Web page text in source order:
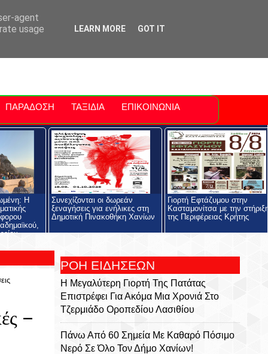
Polis
ΠΑΡΑΔΟΣΗ ΤΑΞΙΔΙΑ ΕΠΙΚΟΙΝΩΝΙΑ
Η
Συνεχίζονται οι δωρεάν
ξεναγήσεις για ενήλικες στη
Δημοτική Πινακοθήκη Χανίων
Γιορτή Εφτάζυμου στην
Κασταμονίτσα με την
της Περιφέρειας Κρήτης
–
ΡΟΗ ΕΙΔΗΣΕΩΝ
Η Μεγαλύτερη Γιορτή Της Πατάτας
Επιστρέφει Για Ακόμα Μια Χρονιά Στο
Τζερμιάδο Οροπεδίου Λασιθίου
Πάνω Από 60 Σημεία Με Καθαρό Πόσιμο
Νερό Σε Όλο Τον Δήμο Χανίων!
agent
usage
LEARN MORE GOT IT